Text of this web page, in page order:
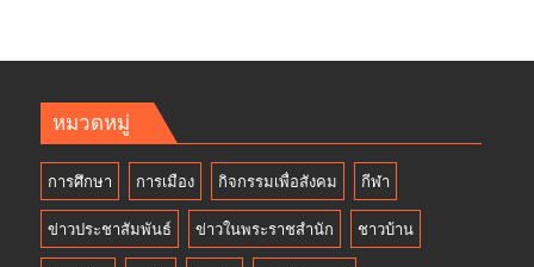
หมวดหมู่
การศึกษา การเมือง กิจกรรมเพื่อสังคม กีฬา
ข่าวประชาสัมพันธ์ ข่าวในพระราชสำนัก ชาวบ้าน